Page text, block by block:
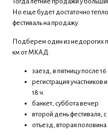
Но еще будет достаточно
фестиваль на продажу.
Подберем один из недорогих
км от МКАД:
заезд, в пятницу после 16
регистрация участников
18 ч.
банкет, суббота вечер
второй день фестиваля,
отъезд, вторая